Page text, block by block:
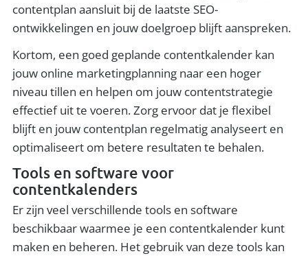
contentplan aansluit bij de laatste SEO-
ontwikkelingen en jouw doelgroep blijft aanspreken.
Kortom, een goed geplande contentkalender kan
jouw online marketingplanning naar een hoger
niveau tillen en helpen om jouw contentstrategie
effectief uit te voeren. Zorg ervoor dat je flexibel
blijft en jouw contentplan regelmatig analyseert en
optimaliseert om betere resultaten te behalen.
Tools en software voor
contentkalenders
Er zijn veel verschillende tools en software
beschikbaar waarmee je een contentkalender kunt
maken en beheren. Het gebruik van deze tools kan